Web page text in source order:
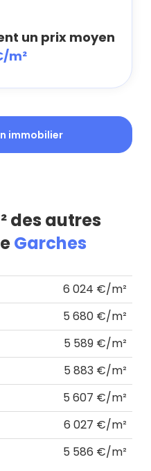
un prix moyen
m²
immobilier
des autres
Garches
6 024 €/m²
5 680 €/m²
5 589 €/m²
5 883 €/m²
5 607 €/m²
6 027 €/m²
5 586 €/m²